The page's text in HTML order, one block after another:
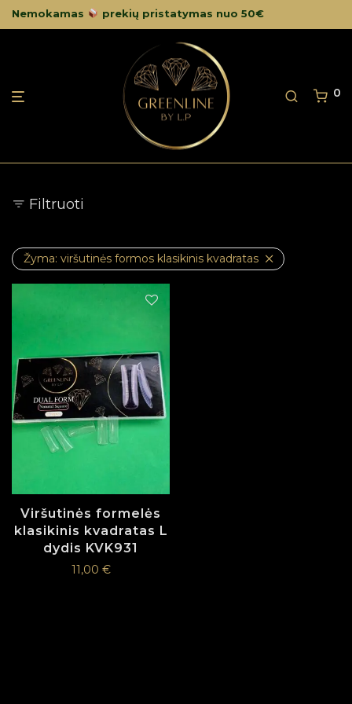
Nemokamas prekių pristatymas nuo 50€
0
Filtruoti
Žyma: viršutinės formos klasikinis kvadratas
Viršutinės formelės
klasikinis kvadratas L
dydis KVK931
11,00 €